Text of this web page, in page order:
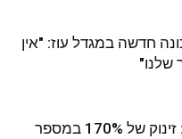
חדשה במגדל עוז: "אין
שלנו"
"המגפה השקטה": זינוק של 170% במספר